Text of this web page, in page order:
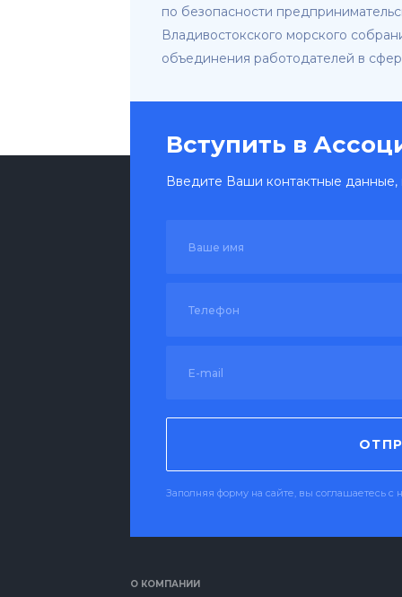
по безопасности
Владивостокского морского
объединения работодателей в
Вступить в
Введите Ваши контактные
Заполняя форму на сайте, вы соглашаетесь
О КОМПАНИИ